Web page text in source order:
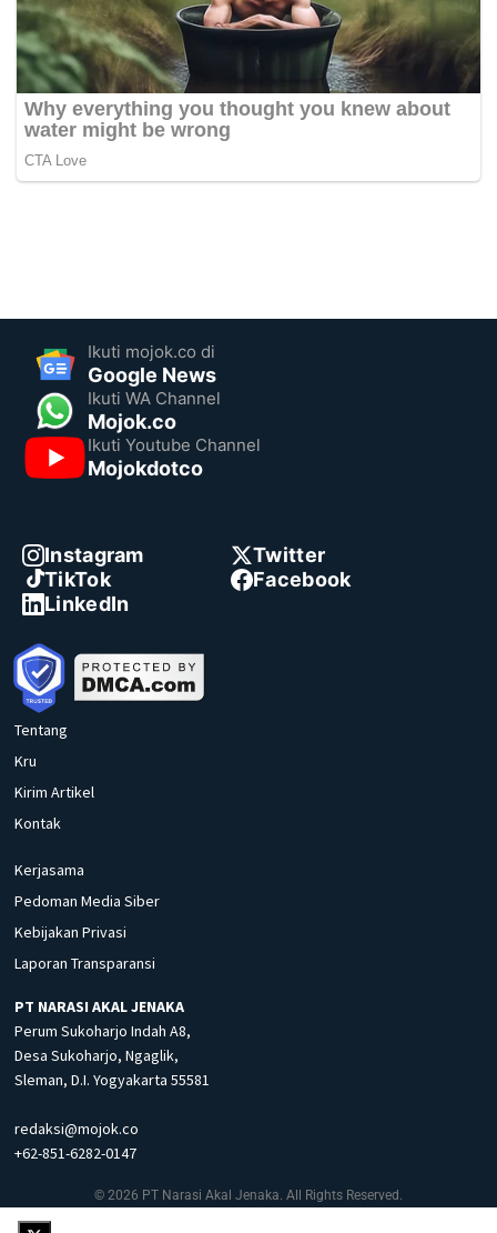
Ikuti mojok.co di
Google News
Ikuti WA Channel
Mojok.co
Ikuti Youtube Channel
Mojokdotco
Instagram
Twitter
TikTok
Facebook
LinkedIn
Tentang
Kru
Kirim Artikel
Kontak
Kerjasama
Pedoman Media Siber
Kebijakan Privasi
Laporan Transparansi
PT NARASI AKAL JENAKA
Perum Sukoharjo Indah A8,
Desa Sukoharjo, Ngaglik,
Sleman, D.I. Yogyakarta 55581
redaksi@mojok.co
+62-851-6282-0147
© 2026 PT Narasi Akal Jenaka. All Rights Reserved.